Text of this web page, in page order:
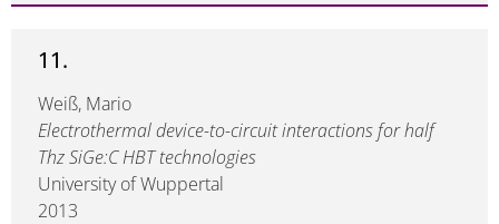
11.
Weiß, Mario
Electrothermal device-to-circuit interactions for half
Thz SiGe:C HBT technologies
University of Wuppertal
2013